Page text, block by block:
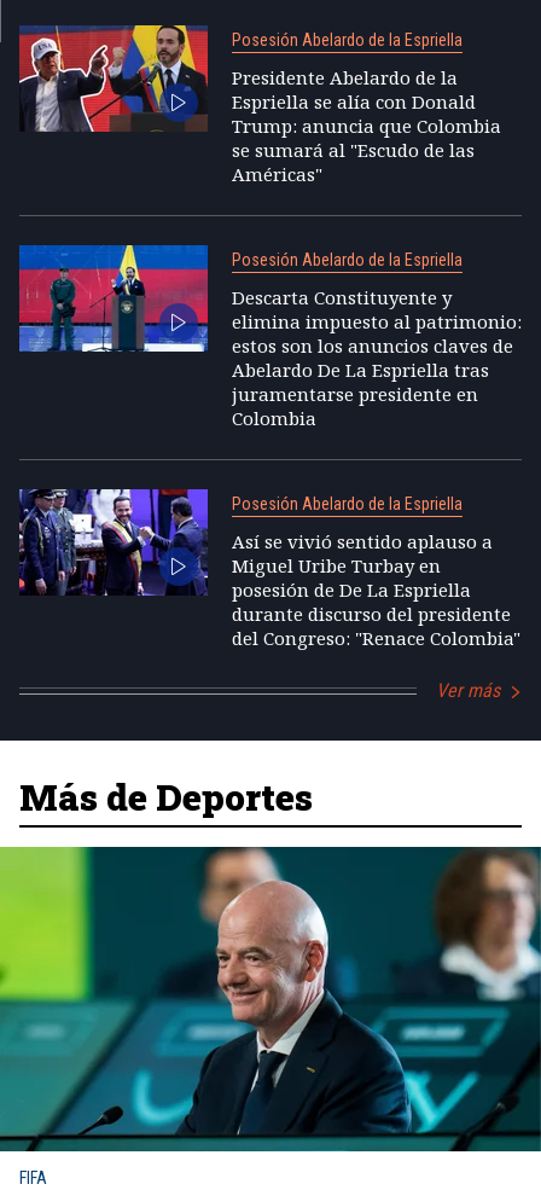
Posesión Abelardo de la Espriella
Presidente Abelardo de la
Espriella se alía con Donald
Trump: anuncia que Colombia
se sumará al "Escudo de las
Américas"
Posesión Abelardo de la Espriella
Descarta Constituyente y
elimina impuesto al patrimonio:
estos son los anuncios claves de
Abelardo De La Espriella tras
juramentarse presidente en
Colombia
Posesión Abelardo de la Espriella
Así se vivió sentido aplauso a
Miguel Uribe Turbay en
posesión de De La Espriella
durante discurso del presidente
del Congreso: "Renace Colombia"
Ver más
Más de Deportes
FIFA